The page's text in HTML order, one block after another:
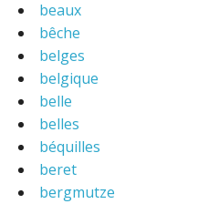
beaux
bêche
belges
belgique
belle
belles
béquilles
beret
bergmutze